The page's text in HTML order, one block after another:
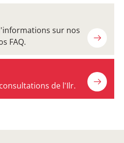
sur nos
FAQ.
de l'Ilr.